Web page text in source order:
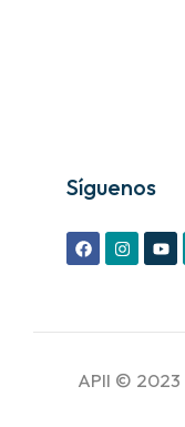
Síguenos
APII © 2023